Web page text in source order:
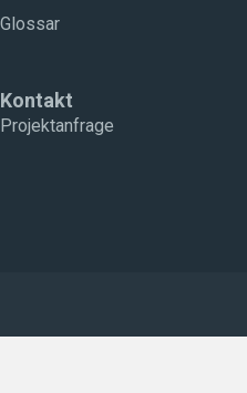
Glossar
Kontakt
Projektanfrage